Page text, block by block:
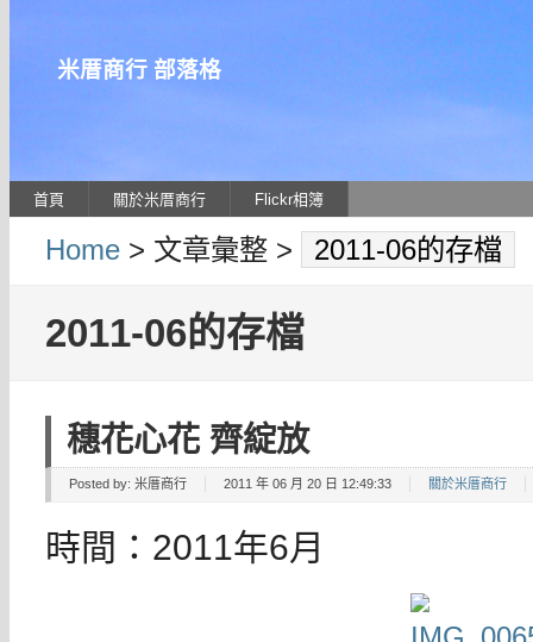
米厝商行 部落格
首頁 關於米厝商行 Flickr相簿
Home > 文章彙整 > 2011-06的存檔
2011-06的存檔
穗花心花 齊綻放
Posted by: 米厝商行 2011 年 06 月 20 日 12:49:33 關於米厝商行
時間：2011年6月